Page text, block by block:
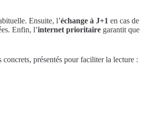
Ensuite, l’échange à J+1 en cas de
Enfin, l’internet prioritaire garantit que
présentés pour faciliter la lecture :